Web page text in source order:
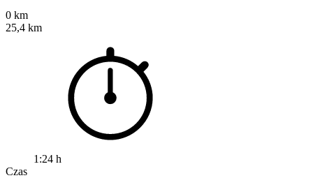
0 km
25,4 km
1:24 h
Czas